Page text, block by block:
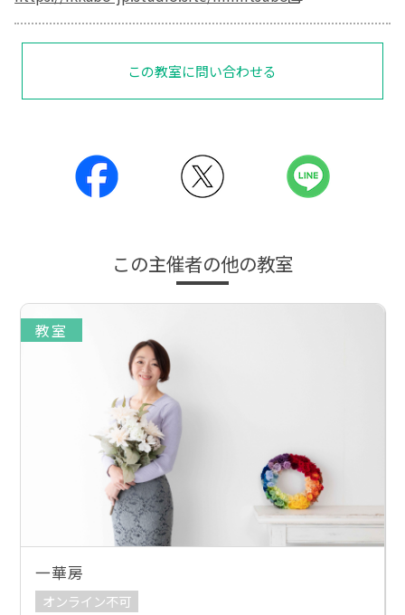
この教室に問い合わせる
この主催者の他の教室
教室
一華房
オンライン不可